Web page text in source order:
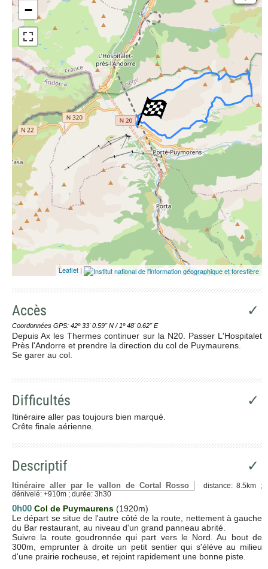
−
Open Topo Map
Open Street Map
ESRI Word Imagery
Leaflet |
Accès ✓
Coordonnées GPS: 42º 33' 0.59'' N / 1º 48' 0.62'' E
Depuis Ax les Thermes continuer sur la N20. Passer L'Hospitalet
Près l'Andorre et prendre la direction du col de Puymaurens.
Se garer au col.
Difficultés ✓
Itinéraire aller pas toujours bien marqué.
Crête finale aérienne.
Descriptif ✓
Itinéraire aller par le vallon de Cortal Rosso
distance: 8.5km ;
dénivelé: +910m ; durée: 3h30
0h00 Col de Puymaurens (1920m)
Le départ se situe de l'autre côté de la route, nettement à gauche
du Bar restaurant, au niveau d'un grand panneau abrité.
Suivre la route goudronnée qui part vers le Nord. Au bout de
300m, emprunter à droite un petit sentier qui s'élève au milieu
d'une prairie rocheuse, et rejoint rapidement une bonne piste.